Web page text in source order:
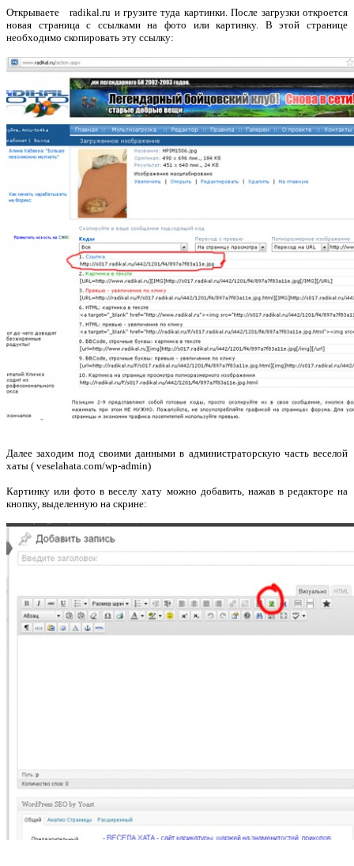
Открываете radikal.ru и грузите туда картинки. После загрузки откроется
новая страница с ссылками на фото или картинку. В этой странице
необходимо скопировать эту ссылку:
Далее заходим под своими данными в администраторскую часть веселой
хаты ( veselahata.com/wp-admin)
Картинку или фото в веселу хату можно добавить, нажав в редакторе на
кнопку, выделенную на скрине: